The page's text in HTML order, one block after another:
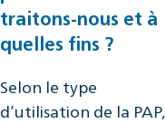
traitons-nous et à
quelles fins ?
Selon le type
d’utilisation de la PAP,